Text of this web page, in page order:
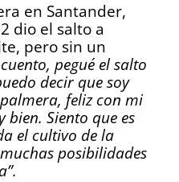
en Santander,
dio el salto a
pero sin un
pegué el salto
decir que soy
feliz con mi
Siento que es
el cultivo de la
posibilidades